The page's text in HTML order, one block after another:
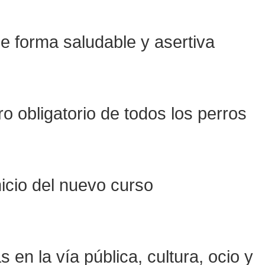
forma saludable y asertiva
obligatorio de todos los perros
del nuevo curso
en la vía pública, cultura, ocio y